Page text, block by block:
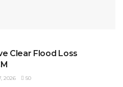
Clear Flood Loss
2026 50